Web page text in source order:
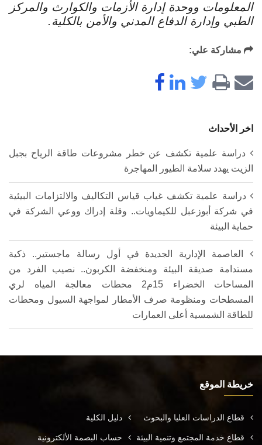
المعلومات ووحدة إدارة الأزمات والكوارث والمركز
الطبي وإدارة الدفاع المدني والأمن بالكلية.
مشاركة علي:
اخر الأحداث
دراسة علمية تكشف عن خطر مشروعات طاقة الرياح بجبل
الزيت يهدد سلامة الطيور المهاجرة
دراسة علمية تكشف غياب قياس التكاليف والالتزامات البيئية
في شركة أبوزعبل للكيماويات.. وقلة إدراك ووعي الشركة في
حماية البيئة
العاصمة الإدارية الجديدة في أول رسالة ماجستير.. ذكية
مستدامة صديقة البيئة ومنخفضة الكربون.. نصيب الفرد من
المساحات الخضراء 15م2 محطات معالجة المياه لري
المسطحات ومنظومة صرف الأمطار لمواجهة السيول ومحطات
للطاقة الشمسية أعلى العمارات
خريطة الموقع
قطاع الدراسات العليا والبحوث دليل الكلية
قطاع خدمة المجتمع وتنمية البيئة حساب البصمة الألكترونية